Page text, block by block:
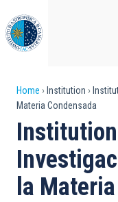
to
main
content
Breadcrumb
Home Institution
Materia Condensada
la